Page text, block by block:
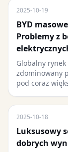
2025-10-19
BYD
Problemy z
Globalny rynek
zdominowany
pod coraz
2025-10-18
Luksusowy
dobrych